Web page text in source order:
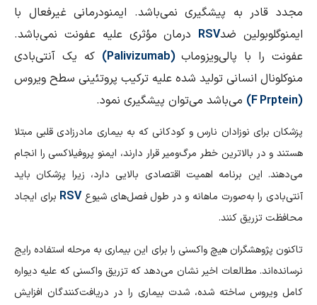
مجدد قادر به پیشگیری نمی‌باشد. ایمنودرمانی غیرفعال با
ایمنوگلوبولین ضدRSV درمان مؤثری علیه عفونت نمی‌باشد.
عفونت را با پالی‌ویزوماب (
Palivizumab
) که یک آنتی‌بادی
منوکلونال انسانی تولید شده علیه ترکیب پروتئینی سطح ویروس
(
F Prptein
) می‌باشد می‌توان پیشگیری نمود.
پزشکان برای نوزادان نارس و کودکانی که به بیماری مادرزادی قلبی مبتلا
هستند و در بالاترین خطر مرگ‌ومیر قرار دارند، ایمنو پروفیلاکسی را انجام
می‌دهند. این برنامه اهمیت اقتصادی بالایی دارد، زیرا پزشکان باید
آنتی‌بادی را به‌صورت ماهانه و در طول فصل‌های شیوع RSV برای ایجاد
محافظت تزریق کنند.
تاکنون پژوهشگران هیچ واکسنی را برای این بیماری به مرحله استفاده رایج
نرسانده‌اند. مطالعات اخیر نشان می‌دهد که تزریق واکسنی که علیه دیواره
کامل ویروس ساخته شده، شدت بیماری را در دریافت‌کنندگان افزایش